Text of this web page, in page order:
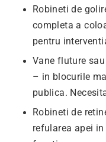
Robineti de
completa a
pentru
Vane fluture
– in blocurile
publica.
Robineti de
refularea apei